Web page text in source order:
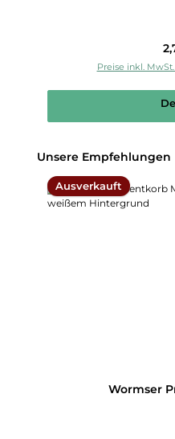
Preise inkl.
Produktgalerie überspringen
Unsere Empfehlungen
Ausverkauft
Wormser